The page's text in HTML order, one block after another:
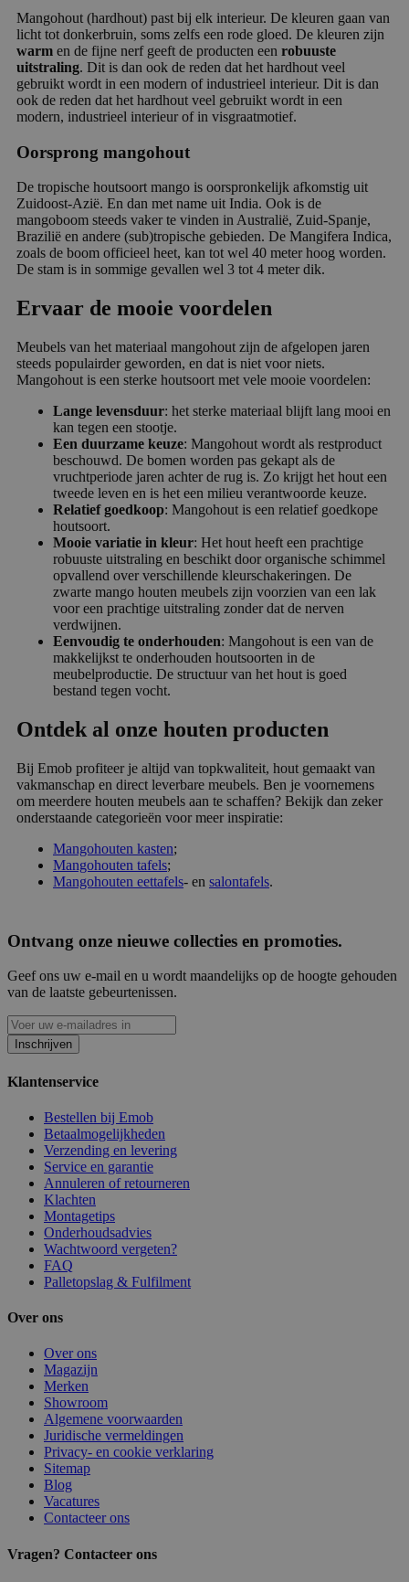
Mangohout (hardhout) past bij elk interieur. De kleuren gaan van
licht tot donkerbruin, soms zelfs een rode gloed. De kleuren zijn
warm en de fijne nerf geeft de producten een robuuste
uitstraling. Dit is dan ook de reden dat het hardhout veel
gebruikt wordt in een modern of industrieel interieur. Dit is dan
ook de reden dat het hardhout veel gebruikt wordt in een
modern, industrieel interieur of in visgraatmotief.
Oorsprong mangohout
De tropische houtsoort mango is oorspronkelijk afkomstig uit
Zuidoost-Azië. En dan met name uit India. Ook is de
mangoboom steeds vaker te vinden in Australië, Zuid-Spanje,
Brazilië en andere (sub)tropische gebieden. De Mangifera Indica,
zoals de boom officieel heet, kan tot wel 40 meter hoog worden.
De stam is in sommige gevallen wel 3 tot 4 meter dik.
Ervaar de mooie voordelen
Meubels van het materiaal mangohout zijn de afgelopen jaren
steeds populairder geworden, en dat is niet voor niets.
Mangohout is een sterke houtsoort met vele mooie voordelen:
Lange levensduur: het sterke materiaal blijft lang mooi en
kan tegen een stootje.
Een duurzame keuze: Mangohout wordt als restproduct
beschouwd. De bomen worden pas gekapt als de
vruchtperiode jaren achter de rug is. Zo krijgt het hout een
tweede leven en is het een milieu verantwoorde keuze.
Relatief goedkoop: Mangohout is een relatief goedkope
houtsoort.
Mooie variatie in kleur: Het hout heeft een prachtige
robuuste uitstraling en beschikt door organische schimmel
opvallend over verschillende kleurschakeringen. De
zwarte mango houten meubels zijn voorzien van een lak
voor een prachtige uitstraling zonder dat de nerven
verdwijnen.
Eenvoudig te onderhouden: Mangohout is een van de
makkelijkst te onderhouden houtsoorten in de
meubelproductie. De structuur van het hout is goed
bestand tegen vocht.
Ontdek al onze houten producten
Bij Emob profiteer je altijd van topkwaliteit, hout gemaakt van
vakmanschap en direct leverbare meubels. Ben je voornemens
om meerdere houten meubels aan te schaffen? Bekijk dan zeker
onderstaande categorieën voor meer inspiratie:
Mangohouten kasten;
Mangohouten tafels;
Mangohouten eettafels- en salontafels.
Ontvang onze nieuwe collecties en promoties.
Geef ons uw e-mail en u wordt maandelijks op de hoogte gehouden
van de laatste gebeurtenissen.
Inschrijven
Klantenservice
Bestellen bij Emob
Betaalmogelijkheden
Verzending en levering
Service en garantie
Annuleren of retourneren
Klachten
Montagetips
Onderhoudsadvies
Wachtwoord vergeten?
FAQ
Palletopslag & Fulfilment
Over ons
Over ons
Magazijn
Merken
Showroom
Algemene voorwaarden
Juridische vermeldingen
Privacy- en cookie verklaring
Sitemap
Blog
Vacatures
Contacteer ons
Vragen? Contacteer ons